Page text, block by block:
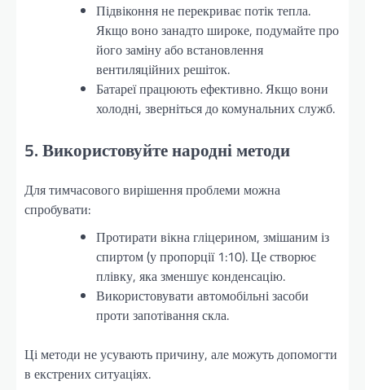
Підвіконня не перекриває потік тепла.
Якщо воно занадто широке, подумайте про
його заміну або встановлення
вентиляційних решіток.
Батареї працюють ефективно. Якщо вони
холодні, зверніться до комунальних служб.
5. Використовуйте народні методи
Для тимчасового вирішення проблеми можна
спробувати:
Протирати вікна гліцерином, змішаним із
спиртом (у пропорції 1:10). Це створює
плівку, яка зменшує конденсацію.
Використовувати автомобільні засоби
проти запотівання скла.
Ці методи не усувають причину, але можуть допомогти
в екстрених ситуаціях.